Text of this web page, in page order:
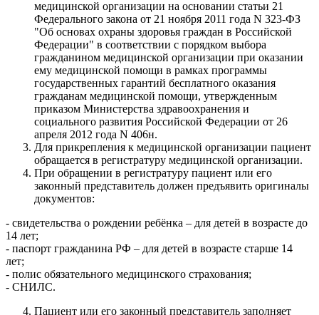
медицинской организации на основании статьи 21
Федерального закона от 21 ноября 2011 года N 323-ФЗ
"Об основах охраны здоровья граждан в Российской
Федерации" в соответствии с порядком выбора
гражданином медицинской организации при оказании
ему медицинской помощи в рамках программы
государственных гарантий бесплатного оказания
гражданам медицинской помощи, утвержденным
приказом Министерства здравоохранения и
социального развития Российской Федерации от 26
апреля 2012 года N 406н.
Для прикрепления к медицинской организации пациент
обращается в регистратуру медицинской организации.
При обращении в регистратуру пациент или его
законный представитель должен предъявить оригиналы
документов:
- свидетельства о рождении ребёнка – для детей в возрасте до
14 лет;
- паспорт гражданина РФ – для детей в возрасте старше 14
лет;
- полис обязательного медицинского страхования;
- СНИЛС.
Пациент или его законный представитель заполняет